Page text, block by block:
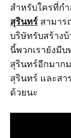
สำหรับใครที่ก
สุรินทร์ สามาร
บริษัทรับสร้าง
นี้พวกเรายังมี
สุรินทร์อีกมาก
สุรินทร์ และสา
ด้วยนะ